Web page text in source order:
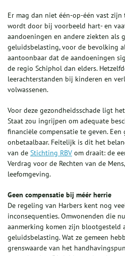
Er mag dan niet één-op-één vast
wordt door bij voorbeeld hart- en
aandoeningen en andere ziekten als
geluidsbelasting, voor de bevolking
aantoonbaar dat de aandoeningen
de regio Schiphol dan elders.
leerachterstanden bij kinderen en
volwassenen.
Voor deze gezondheidsschade ligt
Staat zou ingrijpen om adequate
financiële compensatie te geven.
onbetaalbaar. Feitelijk is dit het
van de Stichting RBV om draait: de
Verdrag voor de Rechten van de
leefomgeving.
Geen compensatie bij méér herrie
De regeling van Harbers kent nog
inconsequenties. Omwonenden die
aanmerking komen zijn blootgesteld
geluidsbelasting. Wat ze gemeen
grenswaarde van het